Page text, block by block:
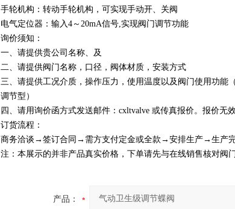
手轮机构：转动手轮机构，可实现手动开、关阀
电气定位器：输入4～20mA信号,实现阀门调节功能
询价须知：
一、请提供贵公司名称、及
二、请提供阀门名称，口径，阀体材质，安装方式
三、请提供工况介质，操作压力，使用温度以及阀门使用功
调节型）
四、请用询价函方式发送邮件：cxltvalve 或传真报价。报价无
订货流程：
商务洽谈→签订合同→需方支付定金或全款→安排生产→生产
注：本展示的并非产品真实价格，下单请先与在线销售核对阀
产品：